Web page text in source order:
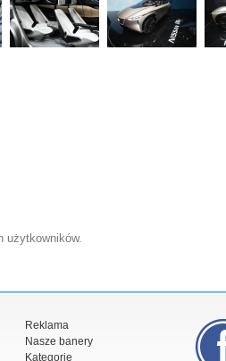
użytkowników.
Reklama
Nasze banery
Kategorie